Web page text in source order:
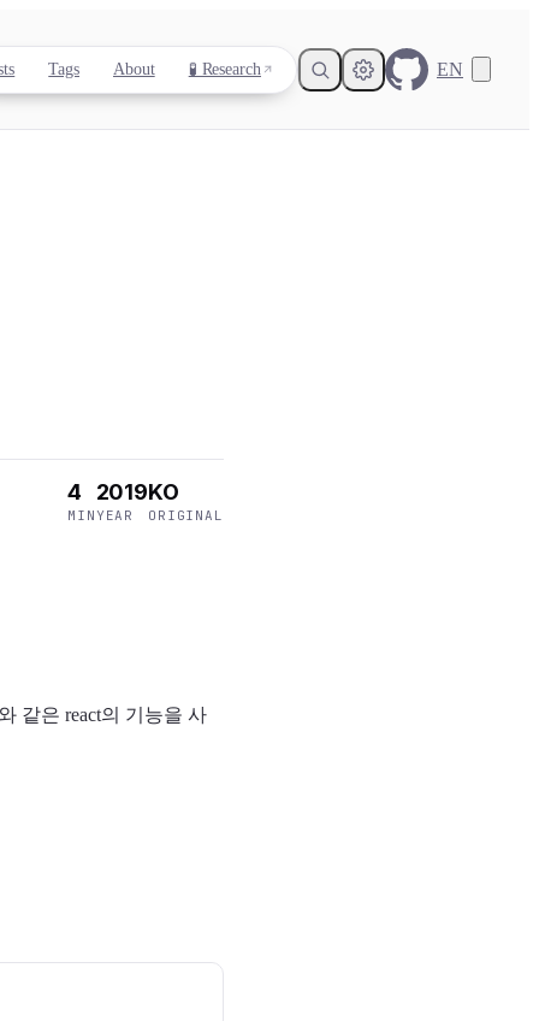
Tags About 🧪 Research EN
4
MIN
2019
YEAR
KO
ORIGINAL
같은 react의 기능을 사